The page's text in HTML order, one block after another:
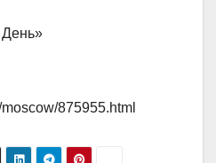
875955.html